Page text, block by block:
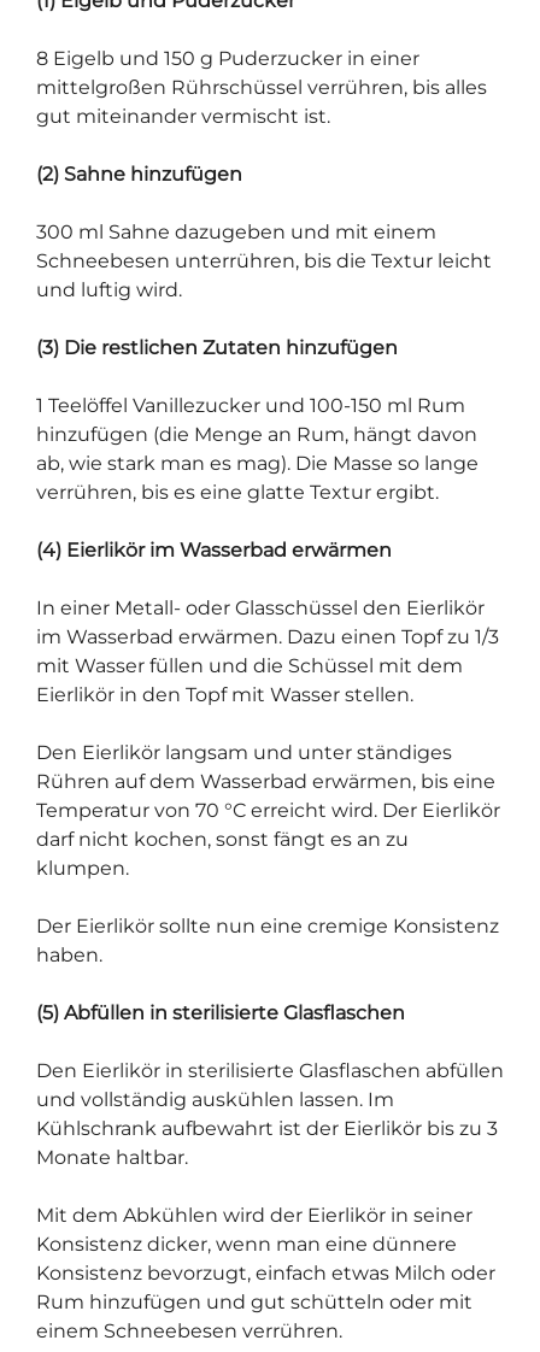
8 Eigelb und 150 g Puderzucker in einer
mittelgroßen Rührschüssel verrühren, bis alles
gut miteinander vermischt ist.
(2) Sahne hinzufügen
300 ml Sahne dazugeben und mit einem
Schneebesen unterrühren, bis die Textur leicht
und luftig wird.
(3) Die restlichen Zutaten hinzufügen
1 Teelöffel Vanillezucker und 100-150 ml Rum
hinzufügen (die Menge an Rum, hängt davon
ab, wie stark man es mag). Die Masse so lange
verrühren, bis es eine glatte Textur ergibt.
(4) Eierlikör im Wasserbad erwärmen
In einer Metall- oder Glasschüssel den Eierlikör
im Wasserbad erwärmen. Dazu einen Topf zu 1/3
mit Wasser füllen und die Schüssel mit dem
Eierlikör in den Topf mit Wasser stellen.
Den Eierlikör langsam und unter ständiges
Rühren auf dem Wasserbad erwärmen, bis eine
Temperatur von 70 °C erreicht wird. Der Eierlikör
darf nicht kochen, sonst fängt es an zu
klumpen.
Der Eierlikör sollte nun eine cremige Konsistenz
haben.
(5) Abfüllen in sterilisierte Glasflaschen
Den Eierlikör in sterilisierte Glasflaschen abfüllen
und vollständig auskühlen lassen. Im
Kühlschrank aufbewahrt ist der Eierlikör bis zu 3
Monate haltbar.
Mit dem Abkühlen wird der Eierlikör in seiner
Konsistenz dicker, wenn man eine dünnere
Konsistenz bevorzugt, einfach etwas Milch oder
Rum hinzufügen und gut schütteln oder mit
einem Schneebesen verrühren.